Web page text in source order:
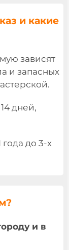
и какие
зависят
и запасных
дней,
до 3-х
и в